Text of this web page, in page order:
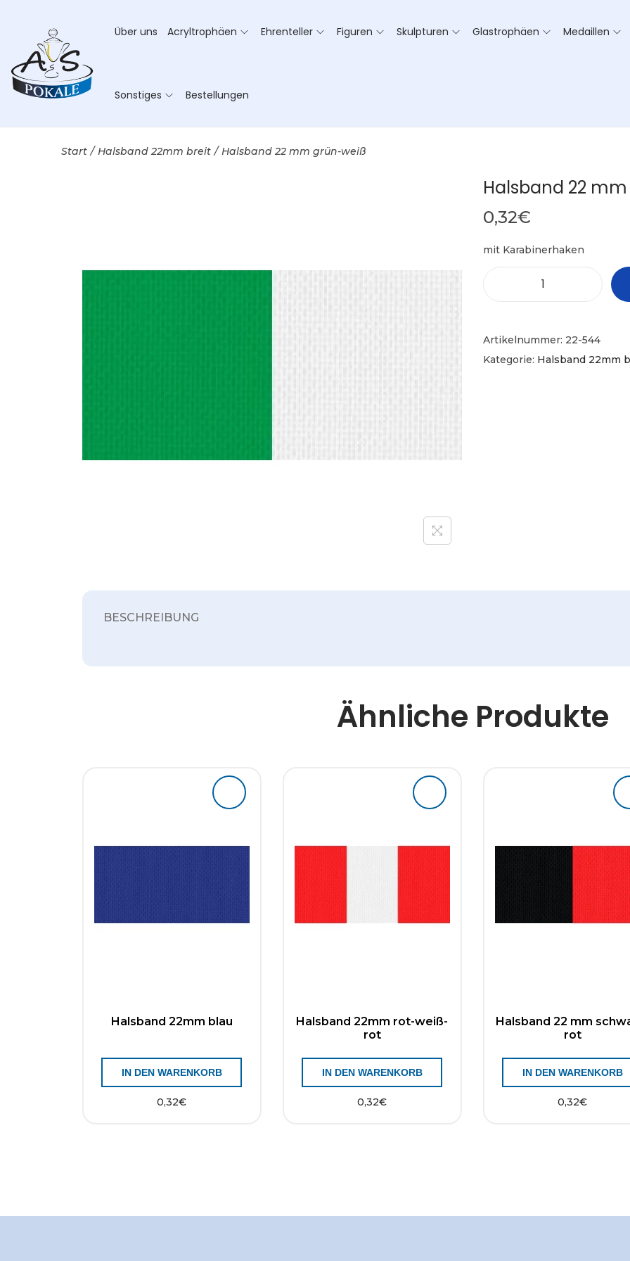
Über uns Acryltrophäen Ehrenteller Figuren Skulpturen Glastrophäen Medaillen
Sonstiges Bestellungen
Start / Halsband 22mm breit / Halsband 22 mm grün-weiß
Halsband 22
0,32€
mit Karabinerhaken
Artikelnummer: 22-544
Kategorie: Halsband 22mm
BESCHREIBUNG
Ähnliche Produkte
Halsband 22mm blau
0,32€
IN DEN WARENKORB
Halsband 22mm rot-weiß-
rot
0,32€
IN DEN WARENKORB
Halsband 22 mm
rot
0,32€
IN DEN WARENKORB